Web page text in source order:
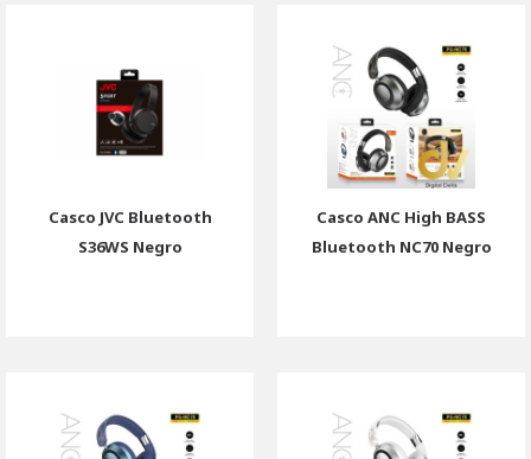
Casco JVC Bluetooth
S36WS Negro
Casco ANC High BASS
Bluetooth NC70 Negro